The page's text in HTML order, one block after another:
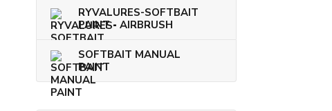
RYVALURES-SOFTBAIT
PAINT - AIRBRUSH
SOFTBAIT MANUAL
PAINT